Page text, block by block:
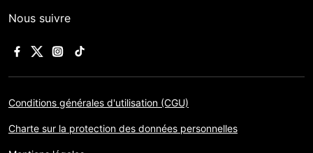
Nous suivre
Conditions générales d'utilisation (CGU)
Charte sur la protection des données personnelles